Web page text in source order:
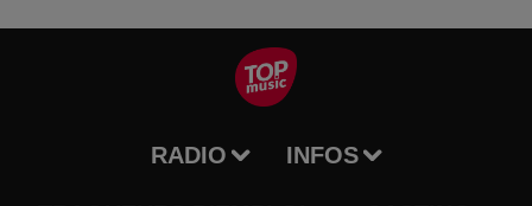
RADIO INFOS